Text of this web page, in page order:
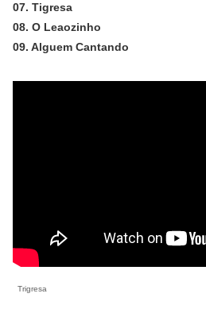
07. Tigresa
08. O Leaozinho
09. Alguem Cantando
Trigresa